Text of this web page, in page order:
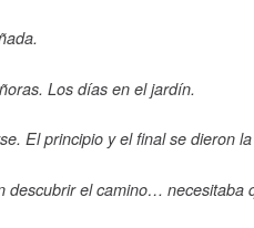
Los días en el jardín.
El principio y el final se dieron
descubrir el camino…